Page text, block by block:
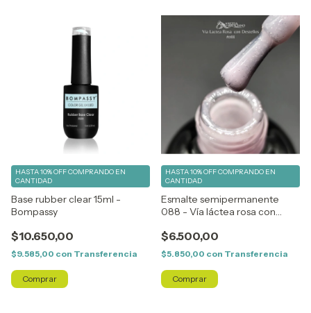
Base rubber clear 15ml -
Bompassy
$10.650,00
HASTA 10% OFFCOMPRANDO EN
CANTIDAD
$9.585,00 con Transferencia
Esmalte semipermanente
088 - Vía láctea rosa con
$6.500,00
HASTA 10% OFFCOMPRANDO EN
CANTIDAD
$5.850,00 con Transferencia